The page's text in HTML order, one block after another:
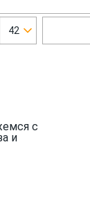
42
с
и